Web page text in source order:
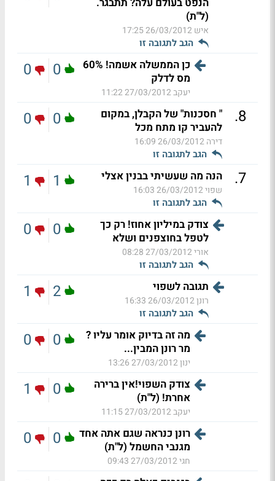
(ל"ת)
איש26/03/2012 17:25
הגב לתגובה זו
כן הממשלה אשמה! 60%
מס לדלק
יעקב27/03/2012 11:22
0
0
8
.
" חסכנות" של הקבלן, במקום
להעביר קו מתח מכל
דירה26/03/2012 16:09
הגב לתגובה זו
0
0
7
. הנה מה שעשיתי בבנין אצלי
שפוי26/03/2012 16:03
הגב לתגובה זו
1
1
צודק במיליון אחוז! רק כך
לטפל בחוצפנים ושלא
אורי27/03/2012 08:28
הגב לתגובה זו
0
0
תגובה לשפוי
רונן26/03/2012 16:33
הגב לתגובה זו
2
1
מה זה בדיוק אומר עליו ?
מר רונן המבין...
ינון27/03/2012 13:26
0
0
צודק השפוי!אין ברירה
אחרת! (ל"ת)
יעקב27/03/2012 11:15
0
1
רונן כנראה שגם אתה אחד
מגנבי החשמל (ל"ת)
חגי27/03/2012 09:43
0
0